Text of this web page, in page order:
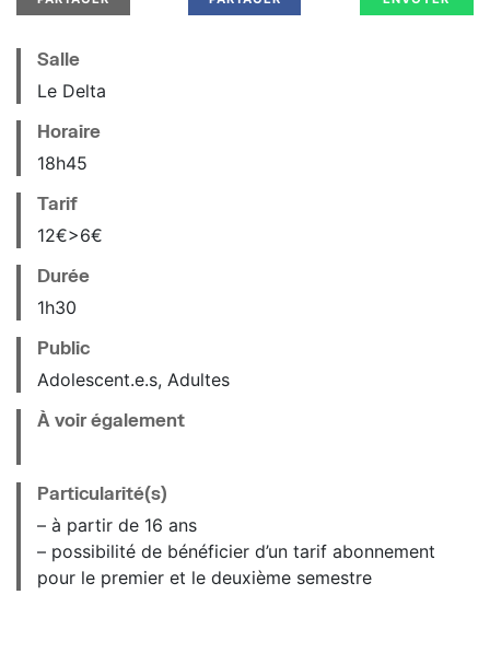
Salle
Le Delta
Horaire
18h45
Tarif
12€>6€
Durée
1h30
Public
Adolescent.e.s, Adultes
À voir également
Particularité(s)
– à partir de 16 ans
– possibilité de bénéficier d’un tarif abonnement
pour le premier et le deuxième semestre